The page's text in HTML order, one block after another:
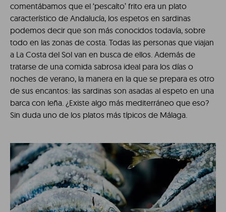
comentábamos que el ‘pescaíto’ frito era un plato
característico de Andalucía, los espetos en sardinas
podemos decir que son más conocidos todavía, sobre
todo en las zonas de costa. Todas las personas que viajan
a La Costa del Sol van en busca de ellos. Además de
tratarse de una comida sabrosa ideal para los días o
noches de verano, la manera en la que se prepara es otro
de sus encantos: las sardinas son asadas al espeto en una
barca con leña. ¿Existe algo más mediterráneo que eso?
Sin duda uno de los platos más típicos de Málaga.